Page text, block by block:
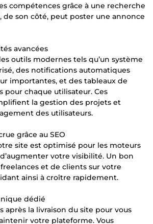
compétences grâce à une recherche
de son côté, peut poster une annonce
avancées
outils modernes tels qu’un système
des notifications automatiques
importantes, et des tableaux de
pour chaque utilisateur. Ces
la gestion des projets et
des utilisateurs.
grâce au SEO
site est optimisé pour les moteurs
votre visibilité. Un bon
et de clients sur votre
ainsi à croître rapidement.
dédié
après la livraison du site pour vous
votre plateforme. Vous